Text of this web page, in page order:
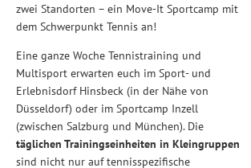
zwei Standorten – ein Move-It Sportcamp mit
dem Schwerpunkt Tennis an!
Eine ganze Woche Tennistraining und
Multisport erwarten euch im Sport- und
Erlebnisdorf Hinsbeck (in der Nähe von
Düsseldorf) oder im Sportcamp Inzell
(zwischen Salzburg und München). Die
täglichen Trainingseinheiten in Kleingruppen
sind nicht nur auf tennisspezifische